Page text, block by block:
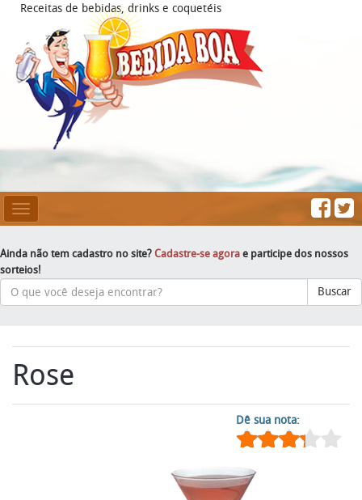
Receitas de bebidas, drinks e coquetéis
Mesclar
Navegação
Ainda não tem cadastro no site? Cadastre-se agora e participe dos nossos
sorteios!
Buscar
Rose
Dê sua nota: